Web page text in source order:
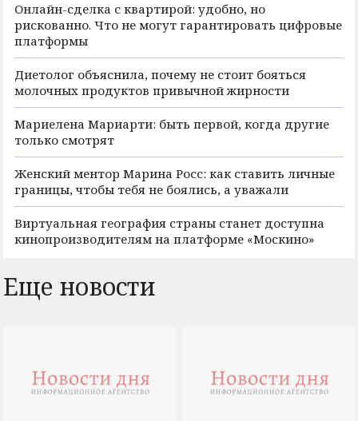
Онлайн-сделка с квартирой: удобно, но
рискованно. Что не могут гарантировать цифровые
платформы
Диетолог объяснила, почему не стоит бояться
молочных продуктов привычной жирности
Мариелена Мариарти: быть первой, когда другие
только смотрят
Женский ментор Марина Росс: как ставить личные
границы, чтобы тебя не боялись, а уважали
Виртуальная география страны станет доступна
кинопроизводителям на платформе «Москино»
Еще новости